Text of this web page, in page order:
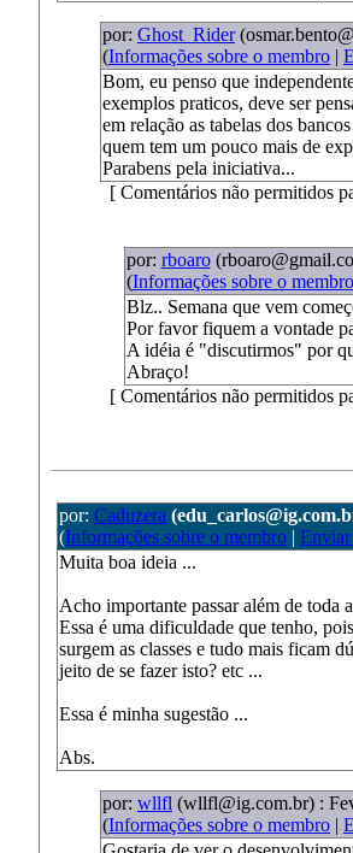
por: Ghost_Rider
(Informações sobre o membro |
Bom, eu penso que
exemplos praticos, deve ser
em relação as tabelas dos
quem tem um pouco mais de
Parabens pela iniciativa...
[ Comentários não permitidos
por: rboaro
(Informações sobre o membro
Blz.. Semana que vem
Por favor fiquem a vontade
A idéia é "discutirmos" por
Abraço!
[ Comentários não permitidos
por: Caduzera
(Informações sobre o membro| Enviar
Muita boa ideia ...
Acho importante passar além de toda
Essa é uma dificuldade que tenho,
surgem as classes e tudo mais ficam
jeito de se fazer isto? etc ...
Essa é minha sugestão ...
Abs.
por: wllfl (wllfl@ig.com.br) :
(Informações sobre o membro |